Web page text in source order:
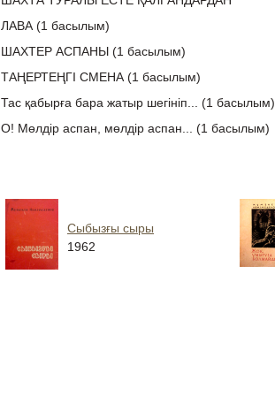
ЛАВА (1 басылым)
ШАХТЕР АСПАНЫ (1 басылым)
ТАҢЕРТЕҢГІ СМЕНА (1 басылым)
Тас қабырға бара жатыр шегініп... (1 басылым)
О! Мөлдір аспан, мөлдір аспан... (1 басылым)
Сыбызғы сыры
1962